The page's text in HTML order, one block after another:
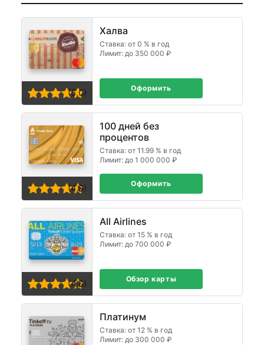
Халва
Ставка: от 0 % в год
Лимит: до 350 000 ₽
(5,0) Оформить
100 дней без
процентов
Ставка: от 11.99 % в год
Лимит: до 1 000 000 ₽
(4,9) Оформить
All Airlines
Ставка: от 15 % в год
Лимит: до 700 000 ₽
(4,0) Обзор карты
Платинум
Ставка: от 12 % в год
Лимит: до 300 000 ₽